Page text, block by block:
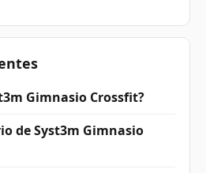
Gimnasio Crossfit?
de Syst3m Gimnasio